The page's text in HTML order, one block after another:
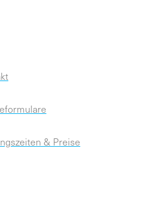
& Preise